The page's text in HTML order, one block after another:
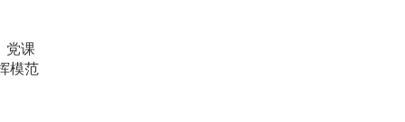
党课
模范